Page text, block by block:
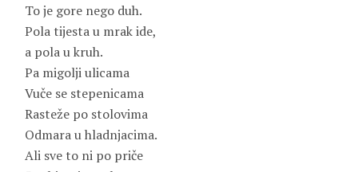
To je gore nego duh.
Pola tijesta u mrak ide,
a pola u kruh.
Pa migolji ulicama
Vuče se stepenicama
Rasteže po stolovima
Odmara u hladnjacima.
Ali sve to ni po priče